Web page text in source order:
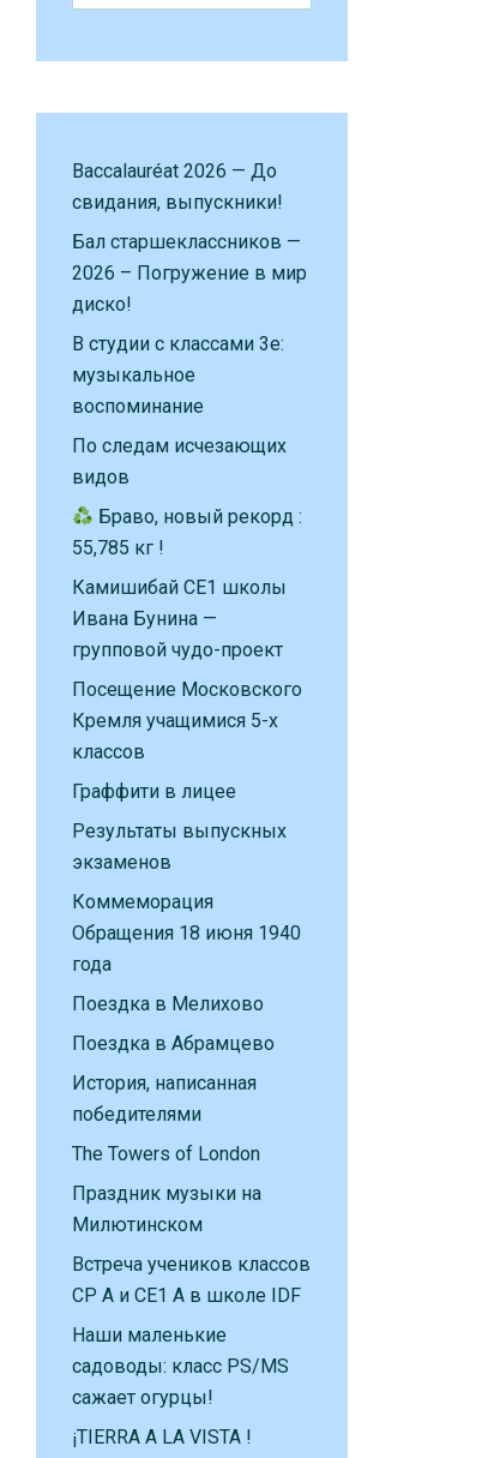
Baccalauréat 2026 — До
свидания, выпускники!
Бал старшеклассников —
2026 – Погружение в мир
диско!
В студии с классами 3е:
музыкальное
воспоминание
По следам исчезающих
видов
Браво, новый рекорд :
55,785 кг !
Камишибай CE1 школы
Ивана Бунина —
групповой чудо-проект
Посещение Московского
Кремля учащимися 5-х
классов
Граффити в лицее
Результаты выпускных
экзаменов
Коммеморация
Обращения 18 июня 1940
года
Поездка в Мелихово
Поездка в Абрамцево
История, написанная
победителями
The Towers of London
Праздник музыки на
Милютинском
Встреча учеников классов
CP A и CE1 A в школе IDF
Наши маленькие
садоводы: класс PS/MS
сажает огурцы!
¡TIERRA A LA VISTA !